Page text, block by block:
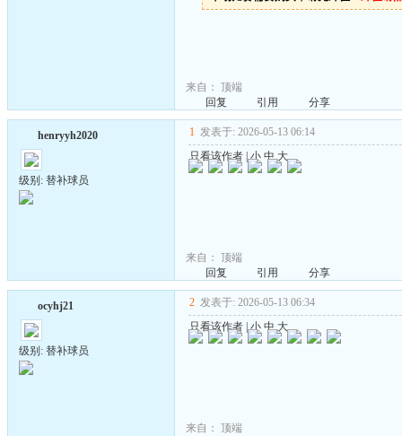
来自： 顶端
回复
引用 分享
henryyh2020
级别: 替补球员
1 发表于: 2026-05-13 06:14
只看该作者 |小 中 大
来自： 顶端
回复
引用 分享
ocyhj21
级别: 替补球员
2 发表于: 2026-05-13 06:34
只看该作者 |小 中 大
来自： 顶端